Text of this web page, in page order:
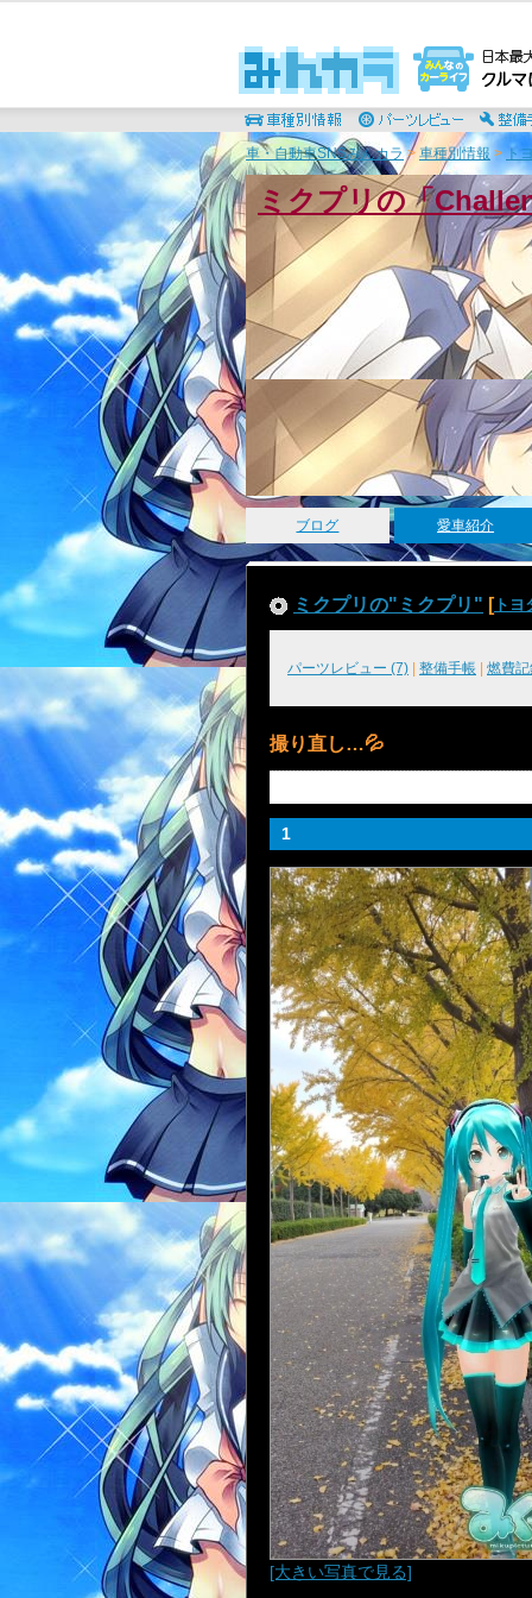
車・自動車SNSみんカラ> 車種別情報 >ト
ミクプリの「
ブログ 愛車紹介
ミクプリの"ミクプリ" [ ト
パーツレビュー (7) 整備手帳 燃費
撮り直し…💦
1
[大きい写真で見る]